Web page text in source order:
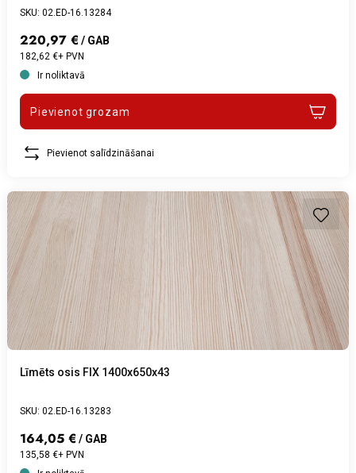
SKU: 02.ED-16.13284
220,97 € / GAB
182,62 €+ PVN
Ir noliktavā
Pievienot grozam
Pievienot salīdzināšanai
Līmēts osis FIX 1400x650x43
SKU: 02.ED-16.13283
164,05 € / GAB
135,58 €+ PVN